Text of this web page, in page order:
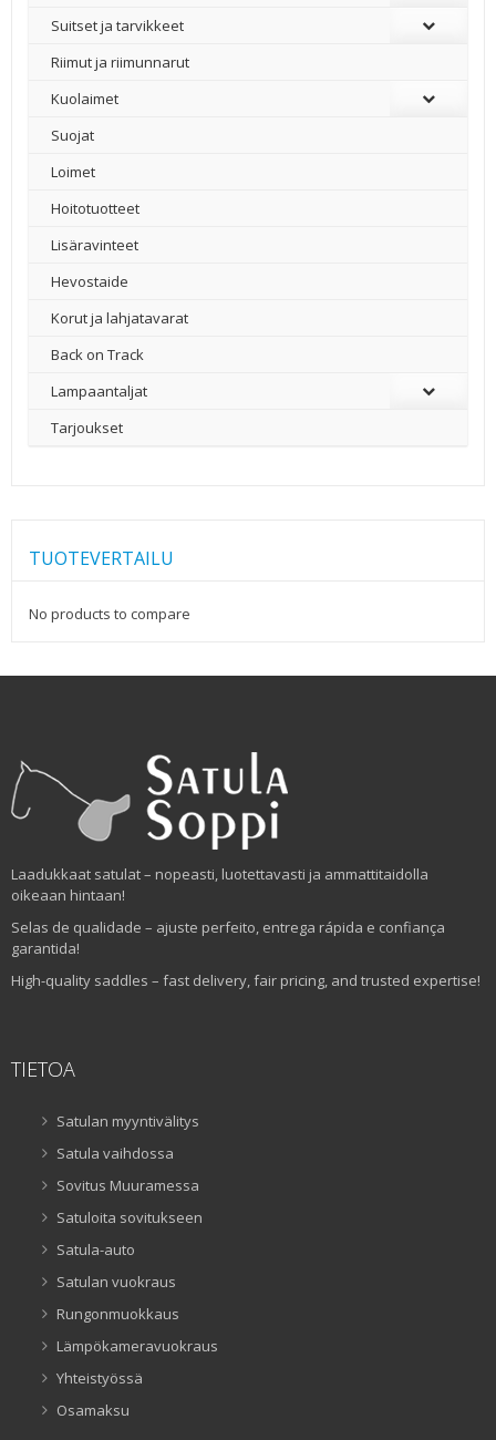
Suitset ja tarvikkeet
Riimut ja riimunnarut
Kuolaimet
Suojat
Loimet
Hoitotuotteet
Lisäravinteet
Hevostaide
Korut ja lahjatavarat
Back on Track
Lampaantaljat
Tarjoukset
TUOTEVERTAILU
No products to compare
Laadukkaat satulat – nopeasti, luotettavasti ja ammattitaidolla
oikeaan hintaan!
Selas de qualidade – ajuste perfeito, entrega rápida e confiança
garantida!
High-quality saddles – fast delivery, fair pricing, and trusted expertise!
TIETOA
Satulan myyntivälitys
Satula vaihdossa
Sovitus Muuramessa
Satuloita sovitukseen
Satula-auto
Satulan vuokraus
Rungonmuokkaus
Lämpökameravuokraus
Yhteistyössä
Osamaksu